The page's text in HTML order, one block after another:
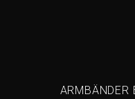
ARMBÄNDER